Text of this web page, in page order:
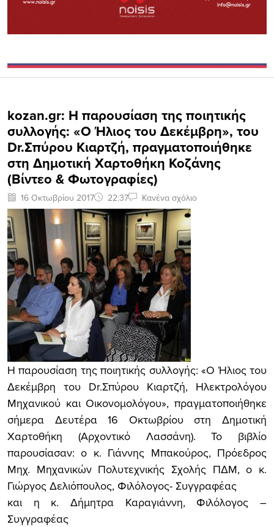
kozan.gr: Η παρουσίαση της ποιητικής
συλλογής: «Ο Ήλιος του Δεκέμβρη», του
Dr.Σπύρου Κιαρτζή, πραγματοποιήθηκε
στη Δημοτική Χαρτοθήκη Koζάνης
(Βίντεο & Φωτογραφίες)
16 Οκτωβρίου 2017 22:37 Κανένα σχόλιο
Η παρουσίαση της ποιητικής συλλογής: «Ο Ήλιος του
Δεκέμβρη του Dr.Σπύρου Κιαρτζή, Ηλεκτρολόγου
Μηχανικού και Οικονομολόγου», πραγματοποιήθηκε
σήμερα Δευτέρα 16 Οκτωβρίου στη Δημοτική
Χαρτοθήκη (Αρχοντικό Λασσάνη). Το βιβλίο
παρουσίασαν: ο κ. Γιάννης Μπακούρος, Πρόεδρος
Μηχ. Μηχανικών Πολυτεχνικής Σχολής ΠΔΜ, ο κ.
Γιώργος Δελιόπουλος, Φιλόλογος- Συγγραφέας
και η κ. Δήμητρα Καραγιάννη, Φιλόλογος –
Συγγραφέας